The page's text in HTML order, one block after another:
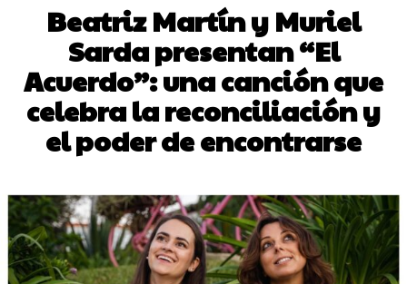
Beatriz Martín y Muriel
Sarda presentan “El
Acuerdo”: una canción que
celebra la reconciliación y
el poder de encontrarse